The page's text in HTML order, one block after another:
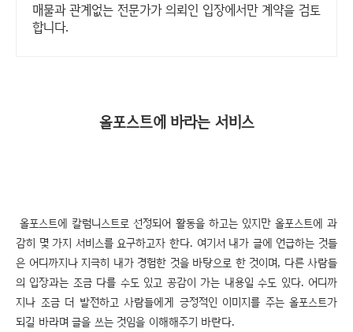
매물과 관계없는 전문가가 의뢰인 입장에서만 계약을 검토
합니다.
올포스트에 바라는 서비스
올포스트에 칼럼니스트로 선정되어 활동을 하고는 있지만 올포스트에 과
감히 몇 가지 서비스를 요구하고자 한다. 여기서 내가 글에 언급하는 것들
은 어디까지나 지극히 내가 경험한 것을 바탕으로 한 것이며, 다른 사람들
의 입장과는 조금 다를 수도 있고 공감이 가는 내용일 수도 있다. 어디까
지나 조금 더 발전하고 사람들에게 긍정적인 이미지를 주는 올포스트가
되길 바라며 글을 쓰는 것임을 이해해주기 바란다.